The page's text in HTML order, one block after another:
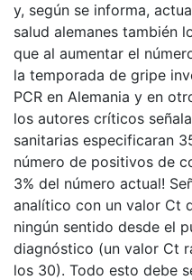
y, según se informa,
salud alemanes también
que al aumentar el
la temporada de gripe
PCR en Alemania y en
los autores críticos
sanitarias especificaran
número de positivos de
3% del número actual!
analítico con un valor Ct
ningún sentido desde el
diagnóstico (un valor Ct
los 30). Todo esto debe